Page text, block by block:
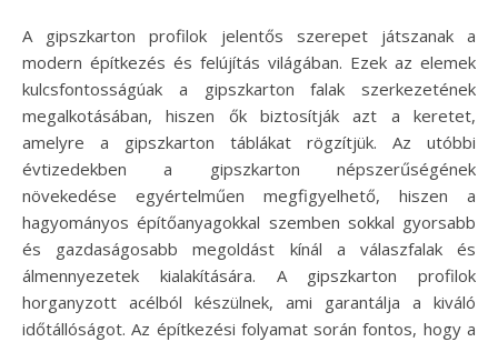
A gipszkarton profilok jelentős szerepet játszanak a
modern építkezés és felújítás világában. Ezek az elemek
kulcsfontosságúak a gipszkarton falak szerkezetének
megalkotásában, hiszen ők biztosítják azt a keretet,
amelyre a gipszkarton táblákat rögzítjük. Az utóbbi
évtizedekben a gipszkarton népszerűségének
növekedése egyértelműen megfigyelhető, hiszen a
hagyományos építőanyagokkal szemben sokkal gyorsabb
és gazdaságosabb megoldást kínál a válaszfalak és
álmennyezetek kialakítására. A gipszkarton profilok
horganyzott acélból készülnek, ami garantálja a kiváló
időtállóságot. Az építkezési folyamat során fontos, hogy a